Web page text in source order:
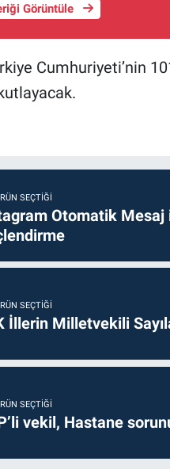
Görüntüle
Cumhuriyeti’nin
SEÇTIĞI
Otomatik
SEÇTIĞI
İllerin Milletvekili
SEÇTIĞI
vekil, Hastane